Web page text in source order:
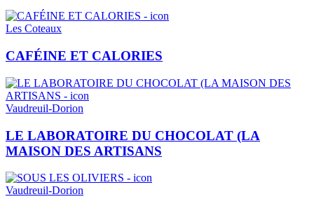
Les Coteaux
CAFÉINE ET CALORIES
Vaudreuil-Dorion
LE LABORATOIRE DU CHOCOLAT (LA
MAISON DES ARTISANS
Vaudreuil-Dorion